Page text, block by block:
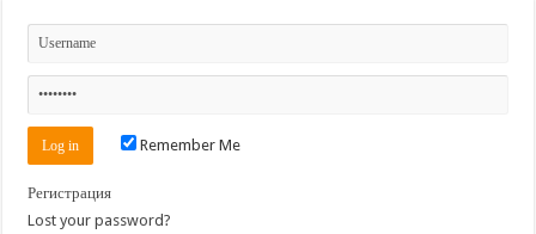
Remember Me
Регистрация
Lost your password?